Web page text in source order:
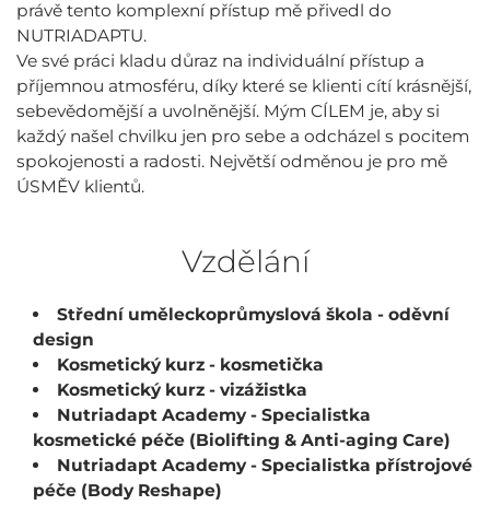
právě tento komplexní přístup mě přivedl do
NUTRIADAPTU.
Ve své práci kladu důraz na individuální přístup a
příjemnou atmosféru, díky které se klienti cítí krásnější,
sebevědomější a uvolněnější. Mým CÍLEM je, aby si
každý našel chvilku jen pro sebe a odcházel s pocitem
spokojenosti a radosti. Největší odměnou je pro mě
ÚSMĚV klientů.
Vzdělání
Střední uměleckoprůmyslová škola - oděvní
design
Kosmetický kurz - kosmetička
Kosmetický kurz - vizážistka
Nutriadapt Academy - Specialistka
kosmetické péče (Biolifting & Anti-aging Care)
Nutriadapt Academy - Specialistka přístrojové
péče (Body Reshape)